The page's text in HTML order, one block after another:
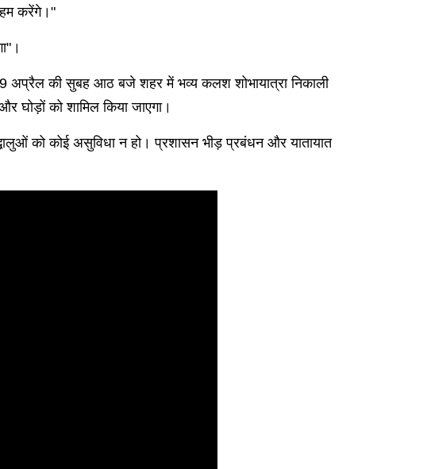
करेंगे।"
अप्रैल की सुबह आठ बजे शहर में भव्य कलश शोभायात्रा निकाली
घोड़ों को शामिल किया जाएगा।
को कोई असुविधा न हो। प्रशासन भीड़ प्रबंधन और यातायात